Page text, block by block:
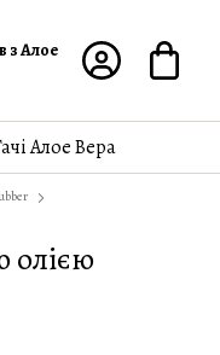
з Алое
Алое Вера
олією